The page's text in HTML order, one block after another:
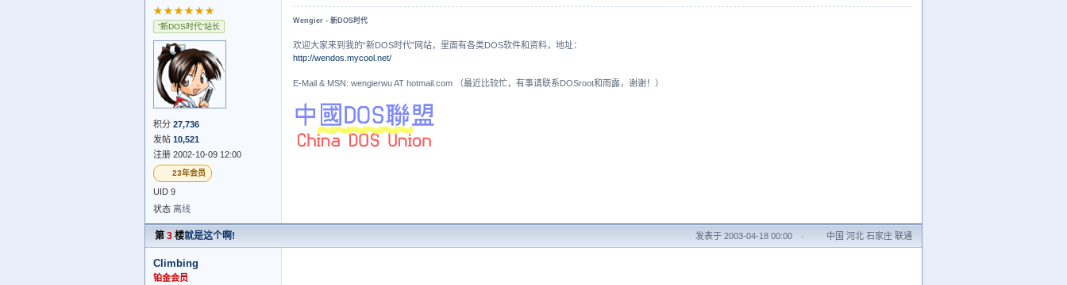
★★★★★★
“新DOS时代”站长
积分 27,736
发帖 10,521
注册 2002-10-09 12:00
23年会员
UID 9
状态 离线
Wengier - 新DOS时代
欢迎大家来到我的“新DOS时代”网站，里面有各类DOS软件和资料，地址：
http://wendos.mycool.net/
E-Mail & MSN: wengierwu AT hotmail.com （最近比较忙，有事请联系DOSroot和雨露，谢谢！）
第 3 楼就是这个啊! 发表于 2003-04-18 00:00 · 中国 河北 石家庄 联通
Climbing
铂金会员